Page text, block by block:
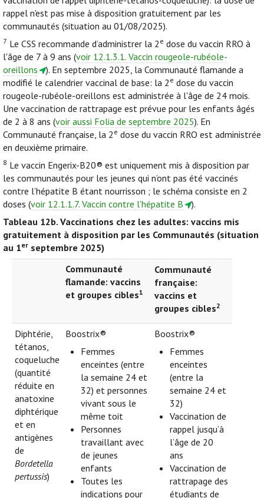
rappel n'est pas mise à disposition gratuitement par les
communautés (situation au 01/08/2025).
7 Le CSS recommande d’administrer la 2 e dose du vaccin RRO à
l'âge de 7 à 9 ans (voir 12.1.3.1. Vaccin rougeole-rubéole-
oreillons
). En septembre 2025, la Communauté flamande a
modifié le calendrier vaccinal de base: la 2 e dose du vaccin
rougeole-rubéole-oreillons est administrée à l'âge de 24 mois.
Une vaccination de rattrapage est prévue pour les enfants âgés
de 2 à 8 ans (voir aussi Folia de septembre 2025). En
Communauté française, la 2 e dose du vaccin RRO est administrée
en deuxième primaire.
8 Le vaccin Engerix-B20® est uniquement mis à disposition par
les communautés pour les jeunes qui n’ont pas été vaccinés
contre l’hépatite B étant nourrisson ; le schéma consiste en 2
doses (voir 12.1.1.7. Vaccin contre l'hépatite B
).
Tableau 12b. Vaccinations chez les adultes: vaccins mis
gratuitement à disposition par les Communautés (situation
au 1er septembre 2025)
Communauté
flamande: vaccins
et groupes cibles1
Communauté
française:
vaccins et
groupes cibles2
Diphtérie,
tétanos,
coqueluche
(quantité
réduite en
anatoxine
diphtérique
et en
antigènes
de
Bordetella
pertussis)
Boostrix®
Femmes
enceintes (entre
la semaine 24 et
32) et personnes
vivant sous le
même toit
Personnes
travaillant avec
de jeunes
enfants
Toutes les
indications pour
Boostrix®
Femmes
enceintes
(entre la
semaine 24 et
32)
Vaccination de
rappel jusqu’à
l’âge de 20
ans
Vaccination de
rattrapage des
étudiants de